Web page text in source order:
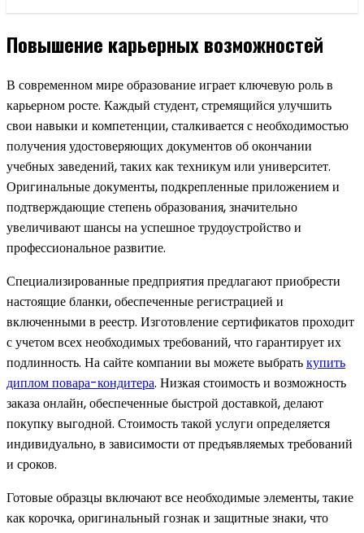
Повышение карьерных возможностей
В современном мире образование играет ключевую роль в
карьерном росте. Каждый студент, стремящийся улучшить
свои навыки и компетенции, сталкивается с необходимостью
получения удостоверяющих документов об окончании
учебных заведений, таких как техникум или университет.
Оригинальные документы, подкрепленные приложением и
подтверждающие степень образования, значительно
увеличивают шансы на успешное трудоустройство и
профессиональное развитие.
Специализированные предприятия предлагают приобрести
настоящие бланки, обеспеченные регистрацией и
включенными в реестр. Изготовление сертификатов проходит
с учетом всех необходимых требований, что гарантирует их
подлинность. На сайте компании вы можете выбратькупить
диплом повара-кондитера. Низкая стоимость и возможность
заказа онлайн, обеспеченные быстрой доставкой, делают
покупку выгодной. Стоимость такой услуги определяется
индивидуально, в зависимости от предъявляемых требований
и сроков.
Готовые образцы включают все необходимые элементы, такие
как корочка, оригинальный гознак и защитные знаки, что